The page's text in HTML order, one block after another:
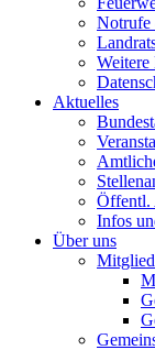
Notrufe
Weitere
Aktuelles
Öffentl.
Infos
Über uns